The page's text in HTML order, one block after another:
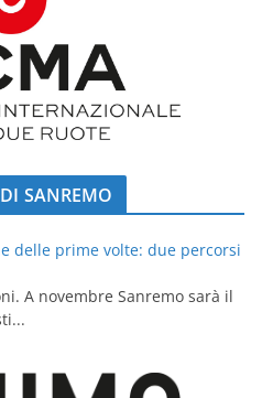
SANREMO
delle prime volte: due percorsi
A novembre Sanremo sarà il